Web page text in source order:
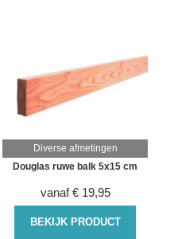
Diverse afmetingen
Douglas ruwe balk 5x15 cm
vanaf € 19,95
BEKIJK PRODUCT